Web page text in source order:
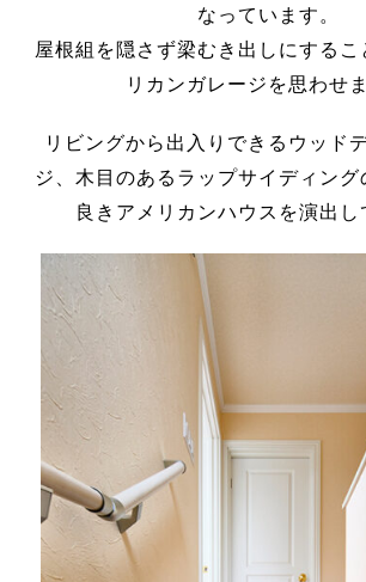
なっています。
屋根組を隠さず梁むき出しにするこ
リカンガレージを思わせま
リビングから出入りできるウッド
ジ、木目のあるラップサイディング
良きアメリカンハウスを演出し